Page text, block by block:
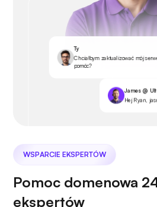
Ty
Chciałbym zaktualizować mój
pomóc?
James @
Hej Ryan,
WSPARCIE EKSPERTÓW
Pomoc domenowa
ekspertów